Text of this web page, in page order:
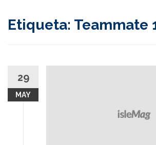
Etiqueta: Teammate
29
MAY